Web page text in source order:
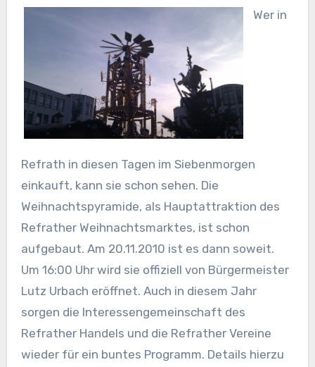
Wer in
Refrath in diesen Tagen im Siebenmorgen
einkauft, kann sie schon sehen. Die
Weihnachtspyramide, als Hauptattraktion des
Refrather Weihnachtsmarktes, ist schon
aufgebaut. Am 20.11.2010 ist es dann soweit.
Um 16:00 Uhr wird sie offiziell von Bürgermeister
Lutz Urbach eröffnet. Auch in diesem Jahr
sorgen die Interessengemeinschaft des
Refrather Handels und die Refrather Vereine
wieder für ein buntes Programm. Details hierzu